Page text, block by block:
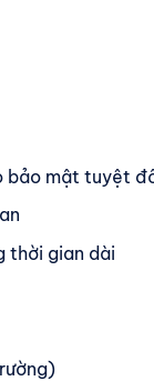
bảo mật tuyệt
thời gian dài